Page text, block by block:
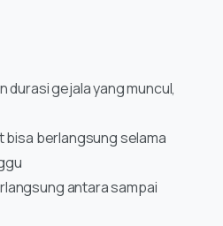
durasi gejala yang muncul,
bisa berlangsung selama
antara sampai